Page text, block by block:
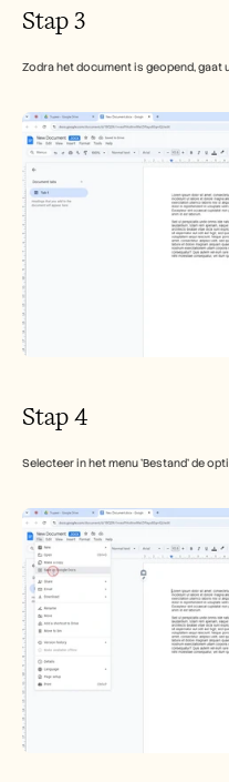
Stap 3
Zodra het document is geopend, gaat
Stap 4
Selecteer in het menu 'Bestand' de